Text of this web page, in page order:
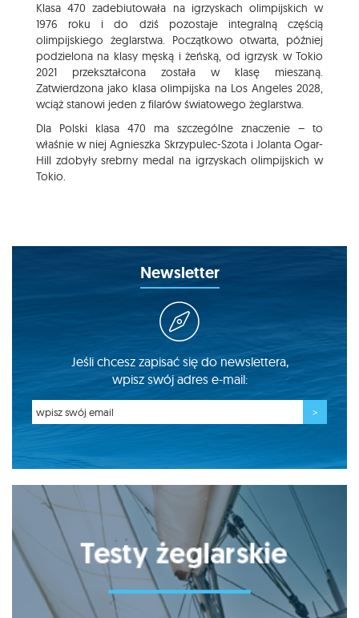
Klasa 470 zadebiutowała na igrzyskach olimpijskich w
1976 roku i do dziś pozostaje integralną częścią
olimpijskiego żeglarstwa. Początkowo otwarta, później
podzielona na klasy męską i żeńską, od igrzysk w Tokio
2021 przekształcona została w klasę mieszaną.
Zatwierdzona jako klasa olimpijska na Los Angeles 2028,
wciąż stanowi jeden z filarów światowego żeglarstwa.
Dla Polski klasa 470 ma szczególne znaczenie – to
właśnie w niej Agnieszka Skrzypulec-Szota i Jolanta Ogar-
Hill zdobyły srebrny medal na igrzyskach olimpijskich w
Tokio.
Newsletter
Jeśli chcesz zapisać się do newslettera,
wpisz swój adres e-mail: